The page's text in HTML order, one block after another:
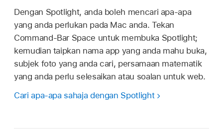
Dengan Spotlight, anda boleh mencari apa-apa
yang anda perlukan pada Mac anda. Tekan
Command-Bar Space untuk membuka Spotlight;
kemudian taipkan nama app yang anda mahu buka,
subjek foto yang anda cari, persamaan matematik
yang anda perlu selesaikan atau soalan untuk web.
Cari apa-apa sahaja dengan Spotlight